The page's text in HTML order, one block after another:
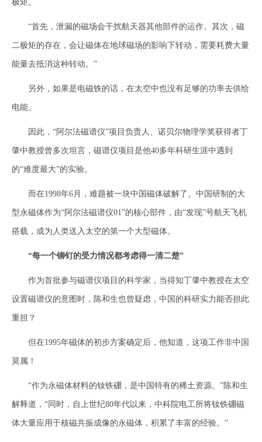
极矩。
“首先，泄漏的磁场会干扰航天器其他部件的运作。其次，磁
二极矩的存在，会让磁体在地球磁场的影响下转动，需要耗费大量
能量去抵消这种转动。”
另外，如果是电磁铁的话，在太空中也没有足够的功率去供给
电能。
因此，“阿尔法磁谱仪”项目负责人、诺贝尔物理学奖获得者丁
肇中教授曾多次坦言，磁谱仪项目是他40多年科研生涯中遇到
的“难度最大”的实验。
而在1998年6月，难题被一块中国磁体破解了。中国研制的大
型永磁体作为“阿尔法磁谱仪01”的核心部件，由“发现”号航天飞机
搭载，成为人类送入太空的第一个大型磁体。
“每一个铆钉的受力情况都考虑得一清二楚”
作为首批参与磁谱仪项目的科学家，当得知丁肇中教授在太空
设置磁谱仪的意图时，陈和生也曾疑虑，中国的科研实力能否担此
重担？
但在1995年磁体的初步方案确定后，他知道，这项工作非中国
莫属！
“作为永磁体材料的钕铁硼，是中国特有的稀土资源。”陈和生
解释道，“同时，自上世纪80年代以来，中科院电工所将钕铁硼磁
体大量应用于核磁共振成像的永磁体，积累了丰富的经验。”